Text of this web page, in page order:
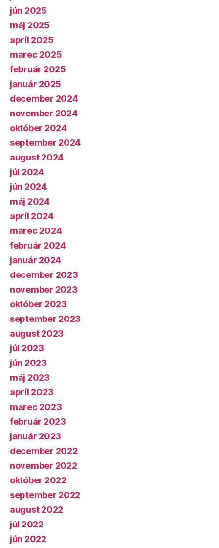
jún 2025
máj 2025
apríl 2025
marec 2025
február 2025
január 2025
december 2024
november 2024
október 2024
september 2024
august 2024
júl 2024
jún 2024
máj 2024
apríl 2024
marec 2024
február 2024
január 2024
december 2023
november 2023
október 2023
september 2023
august 2023
júl 2023
jún 2023
máj 2023
apríl 2023
marec 2023
február 2023
január 2023
december 2022
november 2022
október 2022
september 2022
august 2022
júl 2022
jún 2022